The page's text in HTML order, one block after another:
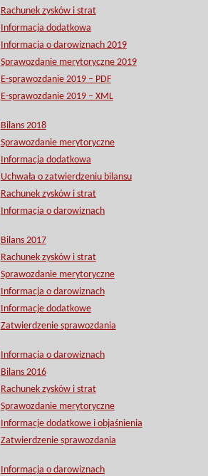
Rachunek zysków i strat
Informacja dodatkowa
Informacja o darowiznach 2019
Sprawozdanie merytoryczne 2019
E-sprawozdanie 2019 – PDF
E-sprawozdanie 2019 – XML
Bilans 2018
Sprawozdanie merytoryczne
Informacja dodatkowa
Uchwała o zatwierdzeniu bilansu
Rachunek zysków i strat
Informacja o darowiznach
Bilans 2017
Rachunek zysków i strat
Sprawozdanie merytoryczne
Informacja o darowiznach
Informacje dodatkowe
Zatwierdzenie sprawozdania
Informacja o darowiznach
Bilans 2016
Rachunek zysków i strat
Sprawozdanie merytoryczne
Informacje dodatkowe i objaśnienia
Zatwierdzenie sprawozdania
Informacja o darowiznach